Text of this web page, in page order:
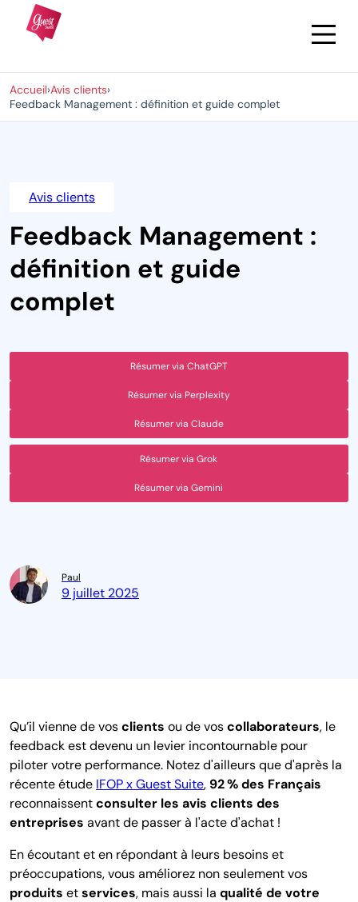
Accueil›Avis clients›
Feedback Management : définition et guide complet
Avis clients
Feedback Management :
définition et guide
complet
Résumer via ChatGPT
Résumer via Perplexity
Résumer via Claude
Résumer via Grok
Résumer via Gemini
Paul
9 juillet 2025
Qu’il vienne de vosclients ou de voscollaborateurs, le
feedback est devenu un levier incontournable pour
piloter votre performance. Notez d'ailleurs que d'après la
récente étude IFOP x Guest Suite, 92 % des Français
reconnaissentconsulter les avis clients des
entreprises avant de passer à l'acte d'achat !
En écoutant et en répondant à leurs besoins et
préoccupations, vous améliorez non seulement vos
produits etservices, mais aussi la qualité de votre